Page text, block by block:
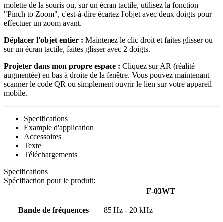
molette de la souris ou, sur un écran tactile, utilisez la fonction
"Pinch to Zoom", c'est-à-dire écartez l'objet avec deux doigts pour
effectuer un zoom avant.
Déplacer l'objet entier : Maintenez le clic droit et faites glisser ou
sur un écran tactile, faites glisser avec 2 doigts.
Projeter dans mon propre espace : Cliquez sur AR (réalité
augmentée) en bas à droite de la fenêtre. Vous pouvez maintenant
scanner le code QR ou simplement ouvrir le lien sur votre appareil
mobile.
Specifications
Example d'application
Accessoires
Texte
Téléchargements
Specifications
Spécifiaction pour le produit:
F-03WT
Bande de fréquences 85 Hz - 20 kHz